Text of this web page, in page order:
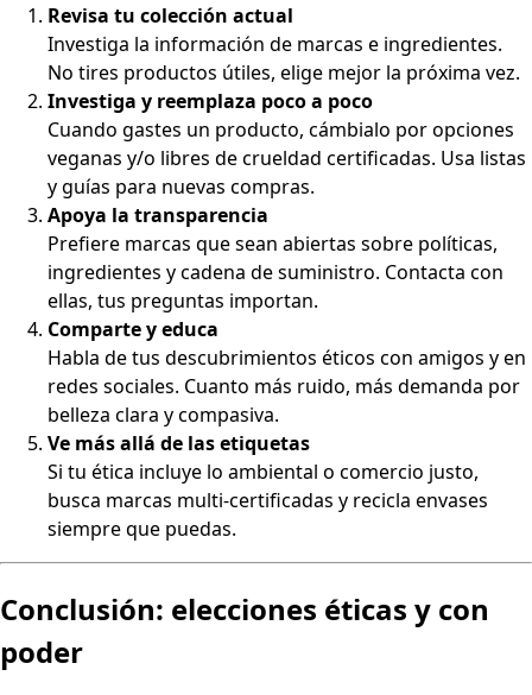
Revisa tu colección actual
Investiga la información de marcas e ingredientes.
No tires productos útiles, elige mejor la próxima vez.
Investiga y reemplaza poco a poco
Cuando gastes un producto, cámbialo por opciones
veganas y/o libres de crueldad certificadas. Usa listas
y guías para nuevas compras.
Apoya la transparencia
Prefiere marcas que sean abiertas sobre políticas,
ingredientes y cadena de suministro. Contacta con
ellas, tus preguntas importan.
Comparte y educa
Habla de tus descubrimientos éticos con amigos y en
redes sociales. Cuanto más ruido, más demanda por
belleza clara y compasiva.
Ve más allá de las etiquetas
Si tu ética incluye lo ambiental o comercio justo,
busca marcas multi-certificadas y recicla envases
siempre que puedas.
Conclusión: elecciones éticas y con
poder